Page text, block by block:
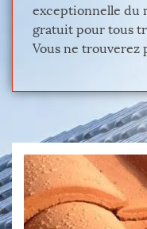
exceptionnelle du
gratuit pour tous
Vous ne trouverez